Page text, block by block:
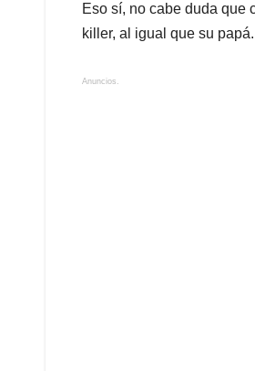
Eso sí, no cabe duda que
killer, al igual que su papá.
Anuncios.